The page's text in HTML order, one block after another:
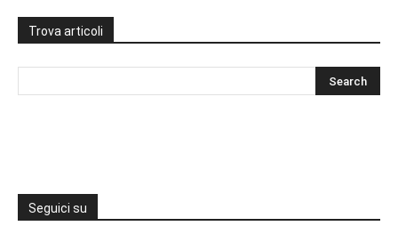
Trova articoli
Seguici su